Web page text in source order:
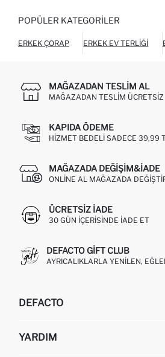
POPÜLER KATEGORILER
ERKEK ÇORAP ERKEK EV TERLIĞI
MAĞAZADAN TESLIM AL
MAĞAZADAN TESLIM ÜCRETSIZ
KAPIDA ÖDEME
HIZMET BEDELI SADECE 39,99
MAĞAZADA DEĞIŞIM&İADE
ONLINE AL MAĞAZADA
ÜCRETSIZ IADE
30 GÜN IÇERISINDE IADE ET
DEFACTO GIFT CLUB
AYRICALIKLARLA YENILEN,
DEFACTO
HAKKIMIZDA
YARDIM